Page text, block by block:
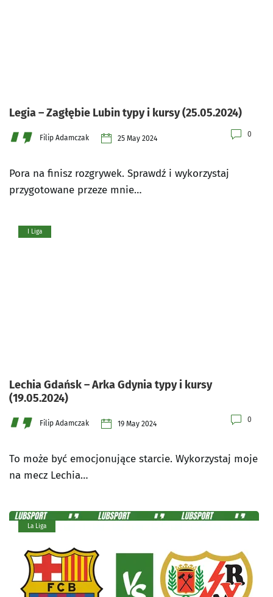
Legia – Zagłębie Lubin typy i kursy (25.05.2024)
Filip Adamczak 25 May 2024 0
Pora na finisz rozgrywek. Sprawdź i wykorzystaj
przygotowane przeze mnie…
I Liga
Lechia Gdańsk – Arka Gdynia typy i kursy
(19.05.2024)
Filip Adamczak 19 May 2024 0
To może być emocjonujące starcie. Wykorzystaj moje
na mecz Lechia…
La Liga